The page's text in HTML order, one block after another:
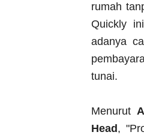
rumah
Quickly
adanya
tunai.
Menurut
Head ,